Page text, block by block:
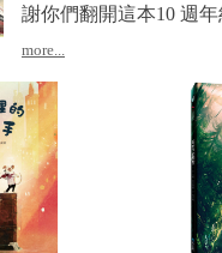
謝你們翻開這本10 週年
more...